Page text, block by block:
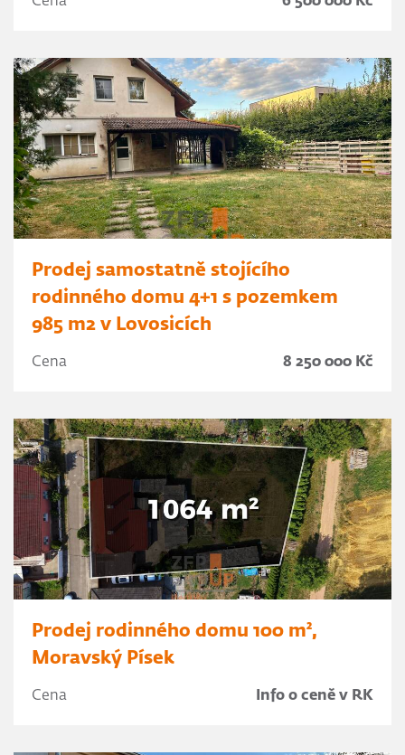
Prodej samostatně stojícího
rodinného domu 4+1 s pozemkem
985 m2 v Lovosicích
Cena 8 250 000 Kč
Prodej rodinného domu 100 m²,
Moravský Písek
Cena Info o ceně v RK